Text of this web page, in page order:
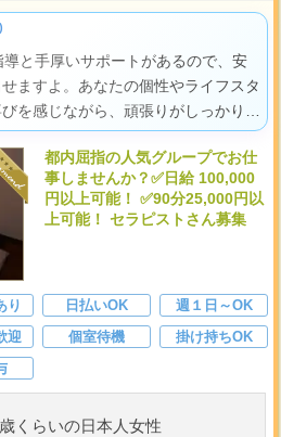
と手厚いサポートがあるので、安
ますよ。あなたの個性やライフスタ
を感じながら、頑張りがしっかり収
輝ける場所がここにあります。
都内屈指の人気グループでお仕
事しませんか？✅日給 100,000
円以上可能！ ✅90分25,000円以
上可能！ セラピストさん募集
り 日払いOK
週１日～OK
迎 個室待機
掛け持ちOK
歳くらいの日本人女性